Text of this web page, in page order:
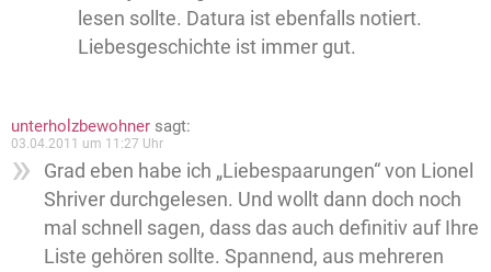
lesen sollte. Datura ist ebenfalls notiert.
Liebesgeschichte ist immer gut.
unterholzbewohner sagt:
03.04.2011 um 11:27 Uhr
Grad eben habe ich „Liebespaarungen“ von Lionel
Shriver durchgelesen. Und wollt dann doch noch
mal schnell sagen, dass das auch definitiv auf Ihre
Liste gehören sollte. Spannend, aus mehreren